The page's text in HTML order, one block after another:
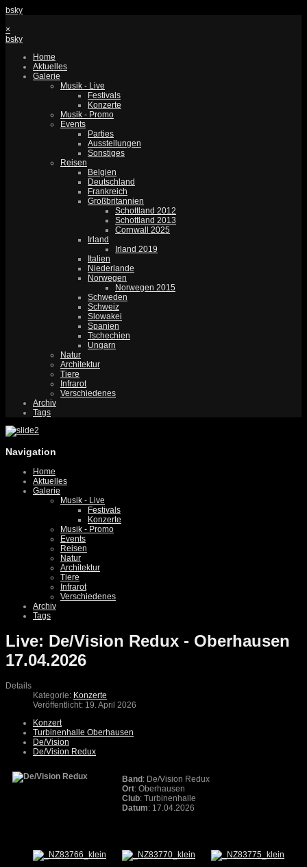
bsky
×
bsky
Home
Aktuelles
Galerie
Musik - Live
Festivals
Konzerte
Musik - Promo
Events
Parties
Ausstellungen
Sonstiges
Reisen
Belgien
Deutschland
Frankreich
Großbritannien
Schottland 2012
Schottland 2013
Cornwall 2025
Irland
Irland 2019
Italien
Niederlande
Norwegen
Norwegen 2015
Schweden
Schweiz
Slowakei
Spanien
Tschechien
Ungarn
Natur
Architektur
Tiere
Infrarot
Verschiedenes
Archiv
Tags
Navigation
Home
Aktuelles
Galerie
Musik - Live
Festivals
Konzerte
Musik - Promo
Events
Reisen
Natur
Architektur
Tiere
Infrarot
Verschiedenes
Archiv
Tags
Live: De/Vision Redux - Oberhausen
17.04.2026
Details
Kategorie: Konzerte
Veröffentlicht: 19. April 2026
Konzert
Turbinenhalle Oberhausen
De/Vision
De/Vision Redux
Band : De/Vision Redux
Ort: Oberhausen
Club: Turbinenhalle
Datum: 17.04.2026